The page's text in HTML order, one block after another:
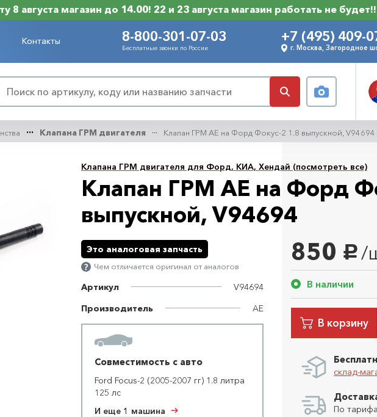
8 августа магазин до 14.00! 22 и 23 августа магазин работать не будет!!
Контакты 8-800-301-07-03
Бесплатные звонки по России
+7 (495) 409-
г. Москва, Загородное
Клапана ГРМ двигателя Клапан ГРМ AE на Форд Фокус-2 1.8 выпускной, V94694
Клапана ГРМ двигателя для Форд, КИА, Хендай (посмотреть все)
Клапан ГРМ AE на Форд
выпускной, V94694
850 руб. /
В наличии
В корзину
склад-
По
Это аналоговая запчасть
Чем отличается оригинал от аналогов
Артикул
V94694
Производитель
AE
Совместимость с авто
Ford Focus-2 (2005-2007 гг) 1.8 литра
125 лс
И еще 1 машина